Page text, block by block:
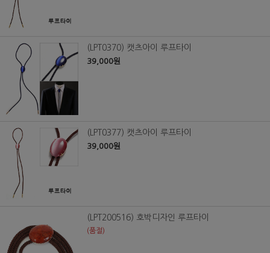
(LPT0370) 캣츠아이 루프타이
39,000원
(LPT0377) 캣츠아이 루프타이
39,000원
(LPT200516) 호박디자인 루프타이
(품절)